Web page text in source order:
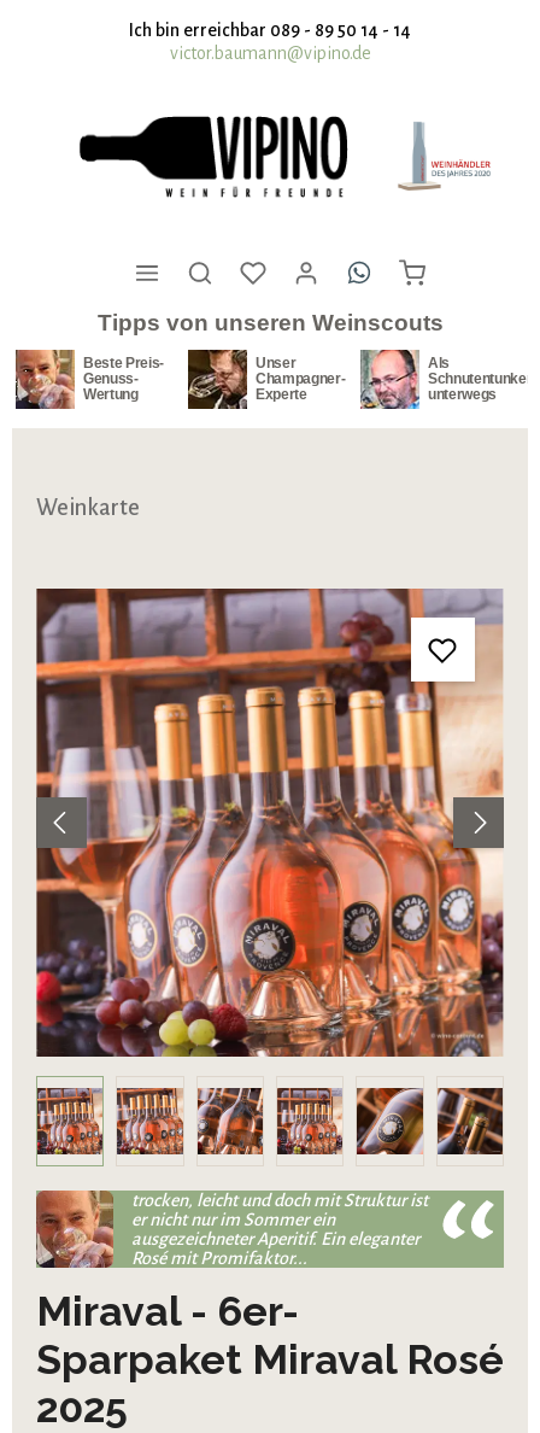
springenIch bin erreichbar 089 - 89 50 14 - 14
victor.baumann@vipino.de
Tipps von unseren Weinscouts
Beste Preis-
Genuss-
Wertung
Unser
Champagner-
Experte
Als
Schnutentunker
unterwegs
Weinkarte
Bildergalerie überspringen
trocken, leicht und doch mit Struktur ist
er nicht nur im Sommer ein
ausgezeichneter Aperitif. Ein eleganter
Rosé mit Promifaktor...
Miraval - 6er-
Sparpaket Miraval Rosé
2025